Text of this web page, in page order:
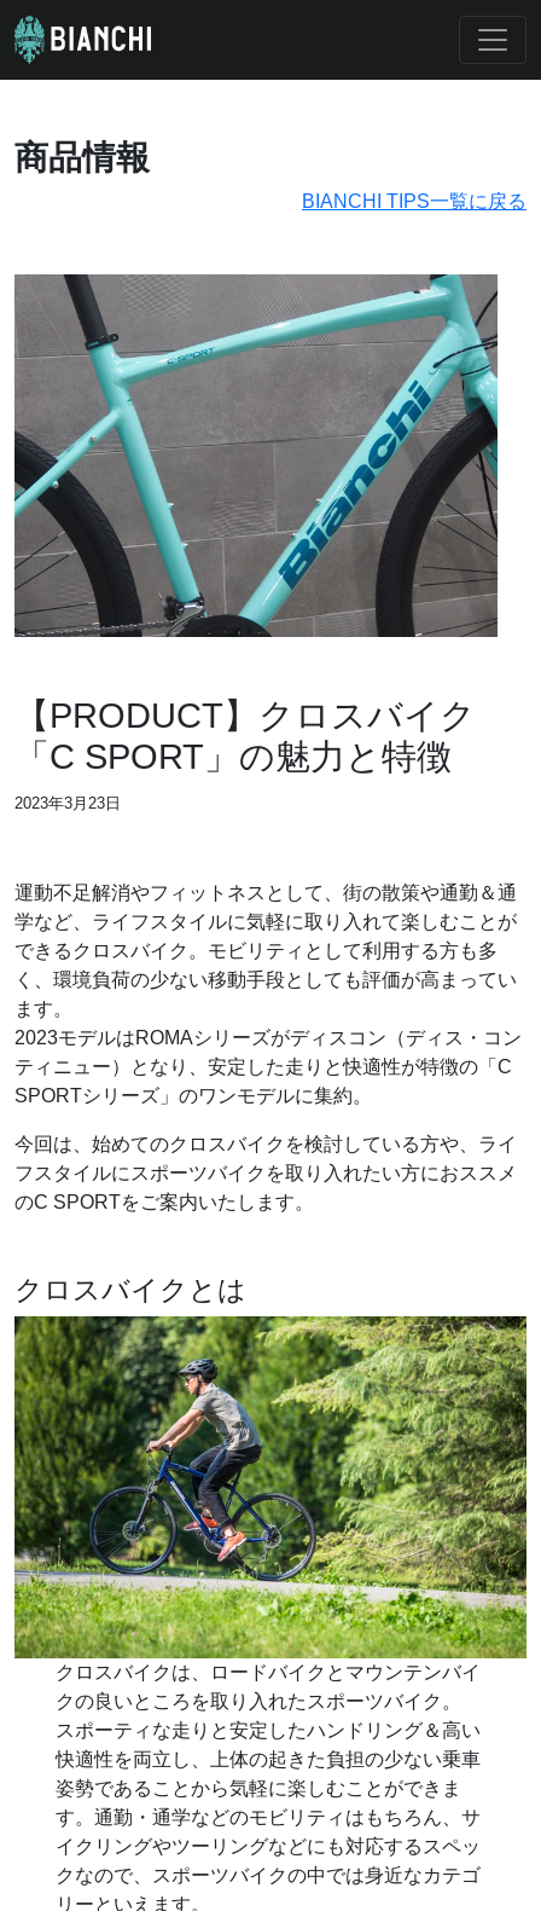
商品情報
BIANCHI TIPS一覧に戻る
【PRODUCT】クロスバイク
「C SPORT」の魅力と特徴
2023年3月23日
運動不足解消やフィットネスとして、街の散策や通勤＆通
学など、ライフスタイルに気軽に取り入れて楽しむことが
できるクロスバイク。モビリティとして利用する方も多
く、環境負荷の少ない移動手段としても評価が高まってい
ます。
2023モデルはROMAシリーズがディスコン（ディス・コン
ティニュー）となり、安定した走りと快適性が特徴の「C
SPORTシリーズ」のワンモデルに集約。
今回は、始めてのクロスバイクを検討している方や、ライ
フスタイルにスポーツバイクを取り入れたい方におススメ
のC SPORTをご案内いたします。
クロスバイクとは
クロスバイクは、ロードバイクとマウンテンバイ
クの良いところを取り入れたスポーツバイク。
スポーティな走りと安定したハンドリング＆高い
快適性を両立し、上体の起きた負担の少ない乗車
姿勢であることから気軽に楽しむことができま
す。通勤・通学などのモビリティはもちろん、サ
イクリングやツーリングなどにも対応するスペッ
クなので、スポーツバイクの中では身近なカテゴ
リーといえます。